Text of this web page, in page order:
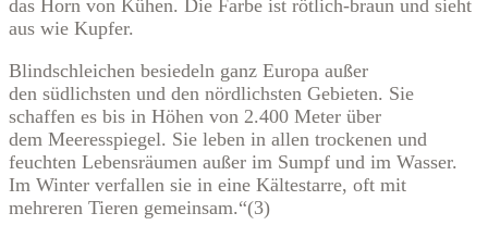
das Horn von Kühen. Die Farbe ist rötlich-braun und sieht
aus wie Kupfer.
Blindschleichen besiedeln ganz Europa außer
den südlichsten und den nördlichsten Gebieten. Sie
schaffen es bis in Höhen von 2.400 Meter über
dem Meeresspiegel. Sie leben in allen trockenen und
feuchten Lebensräumen außer im Sumpf und im Wasser.
Im Winter verfallen sie in eine Kältestarre, oft mit
mehreren Tieren gemeinsam.“(3)